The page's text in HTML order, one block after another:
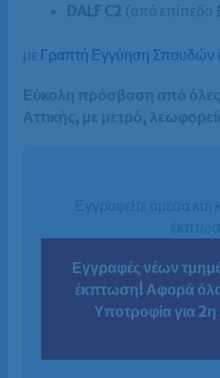
DALF C2 (από επίπεδο
με Γραπτή Εγγύηση Σπουδών
Εύκολη πρόσβαση από όλες
Αττικής, με μετρό,
Εγγραφείτε άμεσα
Εγγραφές νέων
έκπτωση! Αφορά
Υποτροφία για